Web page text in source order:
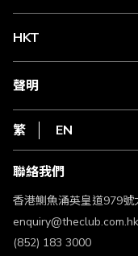
物流與配送
Club Shopping 商品領取
常見問題
HKT
csl.
1010
HKT
聲明
私隱聲明
使用條款
條款及細則
不歧視及不騷擾聲明
認可牌照及通告
繁 EN
聯絡我們
香港鰂魚涌英皇道979
enquiry@theclub.com.hk
(852) 183 3000